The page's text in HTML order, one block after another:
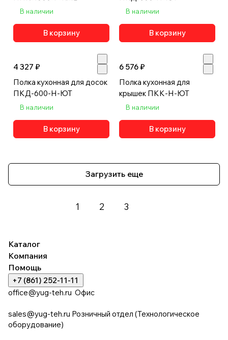
В наличии
В корзину
В наличии
В корзину
4 327 ₽
Полка кухонная для досок
ПКД-600-Н-ЮТ
В наличии
В корзину
6 576 ₽
Полка кухонная для
крышек ПКК-Н-ЮТ
В наличии
В корзину
Загрузить еще
1 2 3
Каталог
Компания
Помощь
+7 (861) 252-11-11
office@yug-teh.ru Офис
sales@yug-teh.ru Розничный отдел (Технологическое
оборудование)